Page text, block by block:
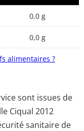
0,0 g
0,0 g
alimentaires ?
sont issues de
Ciqual 2012
sanitaire de